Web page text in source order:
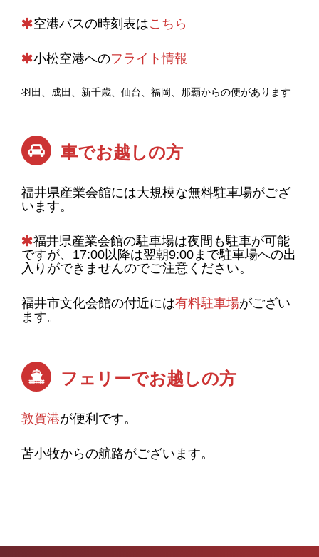
空港バスの時刻表はこちら
小松空港へのフライト情報
羽田、成田、新千歳、仙台、福岡、那覇からの便があります
車でお越しの方
福井県産業会館には大規模な無料駐車場がござ
います。
福井県産業会館の駐車場は夜間も駐車が可能
ですが、17:00以降は翌朝9:00まで駐車場への出
入りができませんのでご注意ください。
福井市文化会館の付近には有料駐車場がござい
ます。
フェリーでお越しの方
敦賀港が便利です。
苫小牧からの航路がございます。